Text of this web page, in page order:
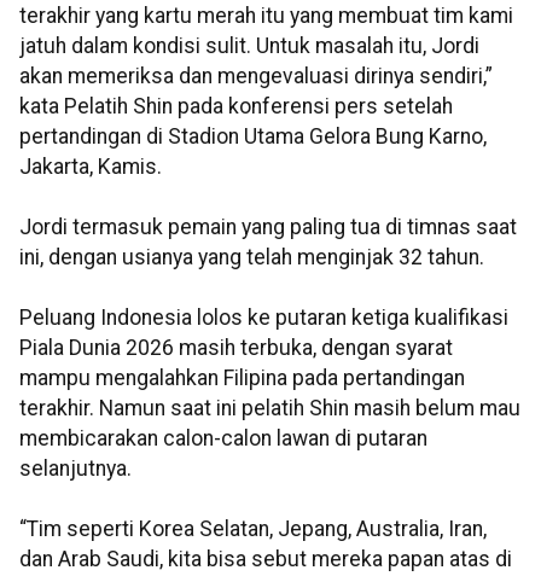
terakhir yang kartu merah itu yang membuat tim kami
jatuh dalam kondisi sulit. Untuk masalah itu, Jordi
akan memeriksa dan mengevaluasi dirinya sendiri,”
kata Pelatih Shin pada konferensi pers setelah
pertandingan di Stadion Utama Gelora Bung Karno,
Jakarta, Kamis.
Jordi termasuk pemain yang paling tua di timnas saat
ini, dengan usianya yang telah menginjak 32 tahun.
Peluang Indonesia lolos ke putaran ketiga kualifikasi
Piala Dunia 2026 masih terbuka, dengan syarat
mampu mengalahkan Filipina pada pertandingan
terakhir. Namun saat ini pelatih Shin masih belum mau
membicarakan calon-calon lawan di putaran
selanjutnya.
“Tim seperti Korea Selatan, Jepang, Australia, Iran,
dan Arab Saudi, kita bisa sebut mereka papan atas di